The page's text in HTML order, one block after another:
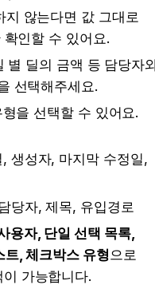
지 않는다면 값 그대로
인할 수 있어요.
별 딜의 금액 등 담당자
선택해주세요.
을 선택할 수 있어요.
생성자, 마지막 수정일,
당자, 제목, 유입경로
용자, 단일 선택 목록,
트, 체크박스 유형 으로
가능합니다.